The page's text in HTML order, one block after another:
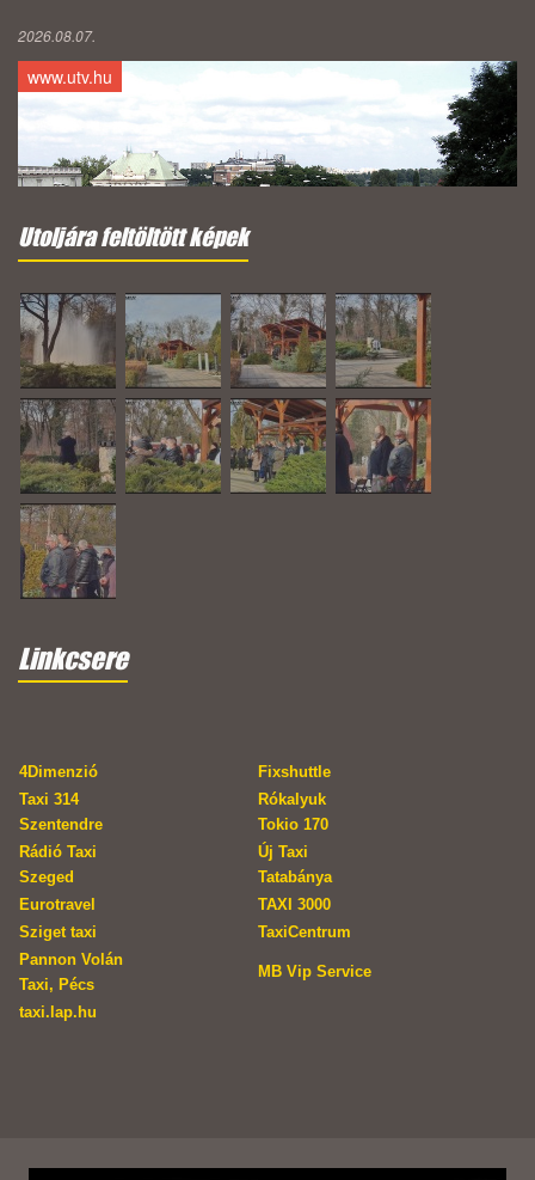
2026.08.07.
www.utv.hu
Utoljára feltöltött képek
Linkcsere
4Dimenzió
Fixshuttle
Taxi 314
Szentendre
Rókalyuk
Tokio 170
Rádió Taxi
Szeged
Új Taxi
Tatabánya
Eurotravel
TAXI 3000
Sziget taxi
TaxiCentrum
Pannon Volán
Taxi, Pécs
MB Vip Service
taxi.lap.hu